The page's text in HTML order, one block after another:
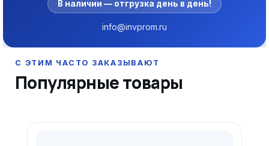
В наличии — отгрузка день в день!
info@invprom.ru
Популярные товары